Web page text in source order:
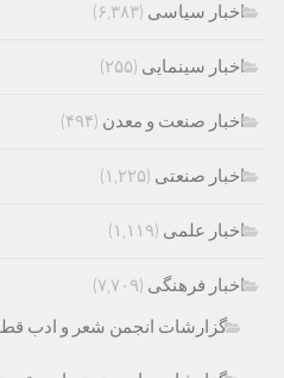
اخبار سیاسی (۶,۳۸۳)
اخبار سینمایی (۲۵۵)
اخبار صنعت و معدن (۴۹۴)
اخبار صنعتی (۱,۲۲۵)
اخبار علمی (۱,۱۱۹)
اخبار فرهنگی (۷,۷۰۹)
گزارشات انجمن شعر و ادب